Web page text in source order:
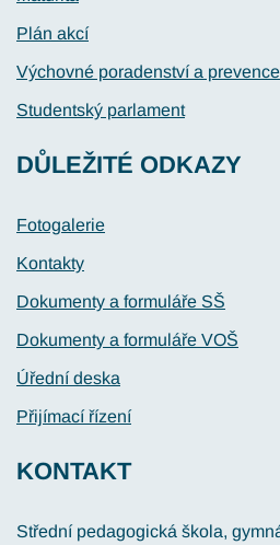
Plán akcí
Výchovné poradenství a prevence
Studentský parlament
DŮLEŽITÉ ODKAZY
Fotogalerie
Kontakty
Dokumenty a formuláře SŠ
Dokumenty a formuláře VOŠ
Úřední deska
Přijímací řízení
KONTAKT
Střední pedagogická škola,